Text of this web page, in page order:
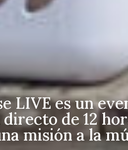
LIVE es un
de 12
misión a la